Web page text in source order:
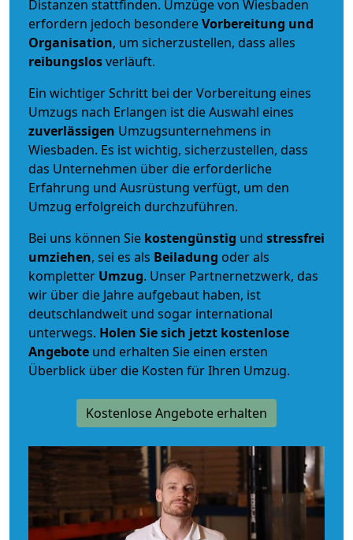
Distanzen stattfinden. Umzüge von Wiesbaden
erfordern jedoch besondereVorbereitung und
Organisation, um sicherzustellen, dass alles
reibungslosverläuft.
Ein wichtiger Schritt bei der Vorbereitung eines
Umzugs nach Erlangen ist die Auswahl eines
zuverlässigen Umzugsunternehmens in
Wiesbaden. Es ist wichtig, sicherzustellen, dass
das Unternehmen über die erforderliche
Erfahrung und Ausrüstung verfügt, um den
Umzug erfolgreich durchzuführen.
Bei uns können Sie kostengünstig und stressfrei
umziehen, sei es als Beiladung oder als
kompletter Umzug. Unser Partnernetzwerk, das
wir über die Jahre aufgebaut haben, ist
deutschlandweit und sogar international
unterwegs. Holen Sie sich jetzt kostenlose
Angebote und erhalten Sie einen ersten
Überblick über die Kosten für Ihren Umzug.
Kostenlose Angebote erhalten